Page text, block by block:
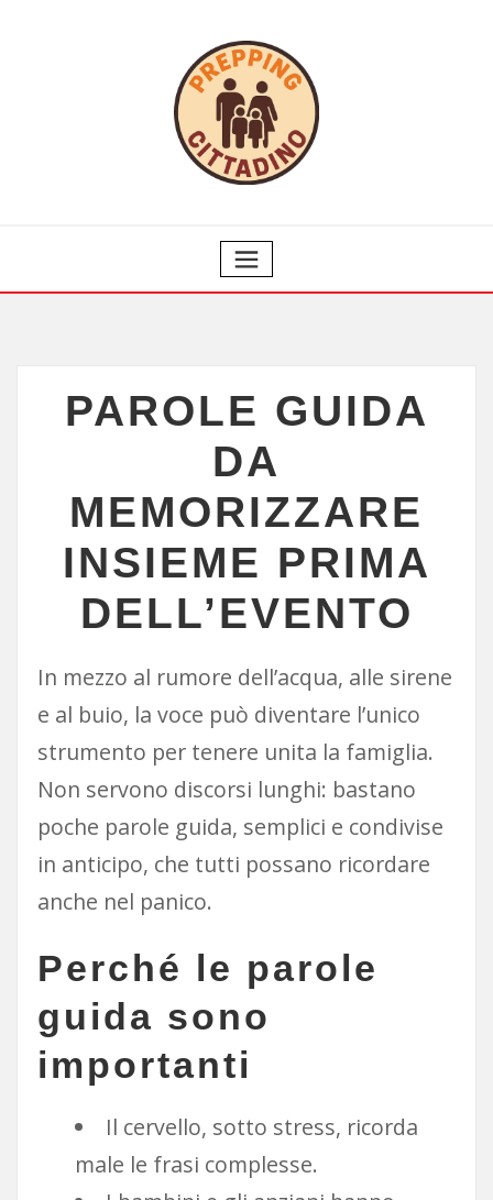
PAROLE GUIDA
DA
MEMORIZZARE
INSIEME PRIMA
DELL’EVENTO
In mezzo al rumore dell’acqua, alle sirene
e al buio, la voce può diventare l’unico
strumento per tenere unita la famiglia.
Non servono discorsi lunghi: bastano
poche parole guida, semplici e condivise
in anticipo, che tutti possano ricordare
anche nel panico.
Perché le parole
guida sono
importanti
Il cervello, sotto stress, ricorda
male le frasi complesse.